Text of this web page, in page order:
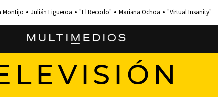
Montijo Julián Figueroa "El Recodo" Mariana Ochoa "Virtual Insanity"